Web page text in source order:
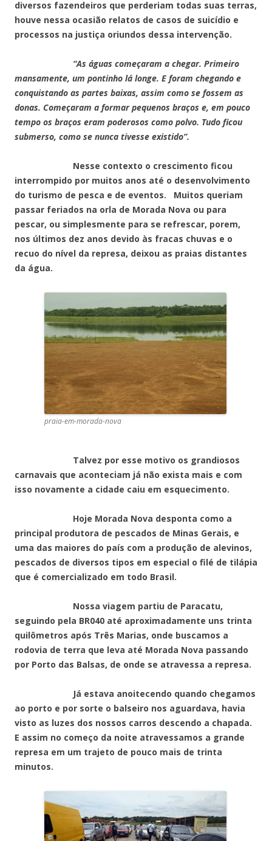
diversos fazendeiros que perderiam todas suas terras,
houve nessa ocasião relatos de casos de suicídio e
processos na justiça oriundos dessa intervenção.
“As águas começaram a chegar. Primeiro
mansamente, um pontinho lá longe. E foram chegando e
conquistando as partes baixas, assim como se fossem as
donas. Começaram a formar pequenos braços e, em pouco
tempo os braços eram poderosos como polvo. Tudo ficou
submerso, como se nunca tivesse existido”.
Nesse contexto o crescimento ficou
interrompido por muitos anos até o desenvolvimento
do turismo de pesca e de eventos. Muitos queriam
passar feriados na orla de Morada Nova ou para
pescar, ou simplesmente para se refrescar, porem,
nos últimos dez anos devido às fracas chuvas e o
recuo do nível da represa, deixou as praias distantes
da água.
praia-em-morada-nova
Talvez por esse motivo os grandiosos
carnavais que aconteciam já não exista mais e com
isso novamente a cidade caiu em esquecimento.
Hoje Morada Nova desponta como a
principal produtora de pescados de Minas Gerais, e
uma das maiores do país com a produção de alevinos,
pescados de diversos tipos em especial o filé de tilápia
que é comercializado em todo Brasil.
Nossa viagem partiu de Paracatu,
seguindo pela BR040 até aproximadamente uns trinta
quilômetros após Três Marias, onde buscamos a
rodovia de terra que leva até Morada Nova passando
por Porto das Balsas, de onde se atravessa a represa.
Já estava anoitecendo quando chegamos
ao porto e por sorte o balseiro nos aguardava, havia
visto as luzes dos nossos carros descendo a chapada.
E assim no começo da noite atravessamos a grande
represa em um trajeto de pouco mais de trinta
minutos.